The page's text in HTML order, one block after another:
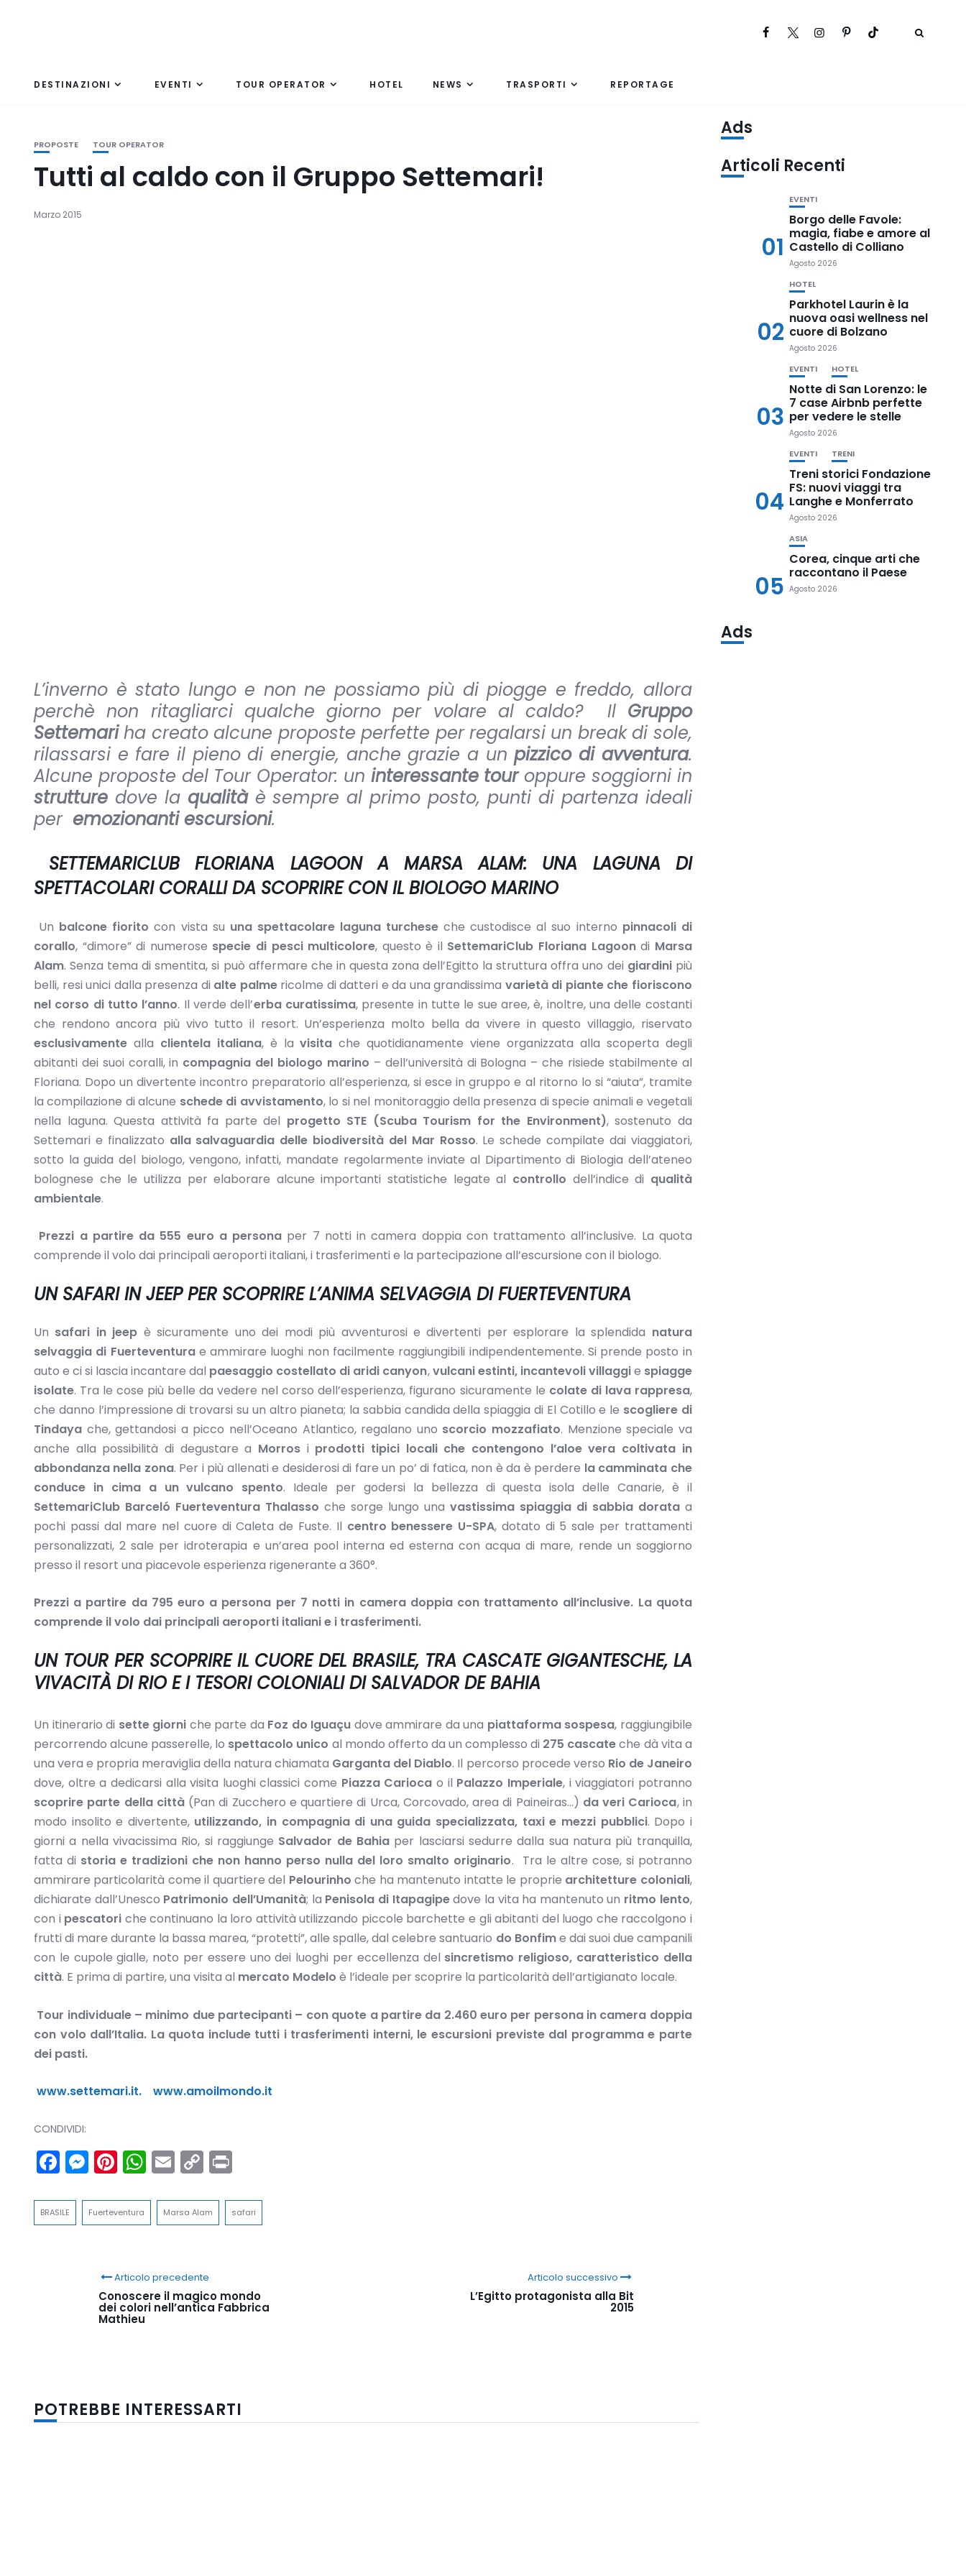
DESTINAZIONI EVENTI TOUR OPERATOR HOTEL NEWS TRASPORTI REPORTAGE
PROPOSTE TOUR OPERATOR
Tutti al caldo con il Gruppo Settemari!
Marzo 2015
L’inverno è stato lungo e non ne possiamo più di piogge e freddo, allora
perchè non ritagliarci qualche giorno per volare al caldo? Il Gruppo
Settemariha creato alcune proposte perfette per regalarsi un break di sole,
rilassarsi e fare il pieno di energie, anche grazie a unpizzico di avventura.
Alcune proposte del Tour Operator: un interessante touroppure soggiorni in
strutture dove laqualitàè sempre al primo posto, punti di partenza ideali
per emozionanti escursioni.
SETTEMARICLUB FLORIANA LAGOON A MARSA ALAM: UNA LAGUNA DI
SPETTACOLARI CORALLI DA SCOPRIRE CON IL BIOLOGO MARINO
Un balcone fiorito con vista su una spettacolare laguna turchese che custodisce al suo interno pinnacoli di
corallo, “dimore” di numerose specie di pesci multicolore, questo è il SettemariClub Floriana Lagoondi Marsa
Alam. Senza tema di smentita, si può affermare che in questa zona dell’Egitto la struttura offra uno dei giardinipiù
belli, resi unici dalla presenza di alte palmericolme di datteri e da una grandissima varietà di piante che fioriscono
nel corso di tutto l’anno. Il verde dell’erba curatissima, presente in tutte le sue aree, è, inoltre, una delle costanti
che rendono ancora più vivo tutto il resort. Un’esperienza molto bella da vivere in questo villaggio, riservato
esclusivamente alla clientela italiana, è lavisita che quotidianamente viene organizzata alla scoperta degli
abitanti dei suoi coralli, in compagnia del biologo marino – dell’università di Bologna – che risiede stabilmente al
Floriana. Dopo un divertente incontro preparatorio all’esperienza, si esce in gruppo e al ritorno lo si “aiuta”, tramite
la compilazione di alcune schede di avvistamento, lo si nel monitoraggio della presenza di specie animali e vegetali
nella laguna. Questa attività fa parte del progetto STE (Scuba Tourism for the Environment), sostenuto da
Settemari e finalizzato alla salvaguardia delle biodiversità del Mar Rosso. Le schede compilate dai viaggiatori,
sotto la guida del biologo, vengono, infatti, mandate regolarmente inviate al Dipartimento di Biologia dell’ateneo
bolognese che le utilizza per elaborare alcune importanti statistiche legate al controllo dell’indice di qualità
ambientale.
Prezzi a partire da 555 euro a persona per 7 notti in camera doppia con trattamento all’inclusive. La quota
comprende il volo dai principali aeroporti italiani, i trasferimenti e la partecipazione all’escursione con il biologo.
UN SAFARI IN JEEP PER SCOPRIRE L’ANIMA SELVAGGIA DI FUERTEVENTURA
Un safari in jeep è sicuramente uno dei modi più avventurosi e divertenti per esplorare la splendida natura
selvaggia di Fuerteventurae ammirare luoghi non facilmente raggiungibili indipendentemente. Si prende posto in
auto e ci si lascia incantare dal paesaggio costellato di aridi canyon,vulcani estinti, incantevoli villaggie spiagge
isolate. Tra le cose più belle da vedere nel corso dell’esperienza, figurano sicuramente le colate di lava rappresa,
che danno l’impressione di trovarsi su un altro pianeta; la sabbia candida della spiaggia di El Cotillo e le scogliere di
Tindaya che, gettandosi a picco nell’Oceano Atlantico, regalano uno scorcio mozzafiato. Menzione speciale va
anche alla possibilità di degustare a Morros i prodotti tipici locali che contengono l’aloe vera coltivata in
abbondanza nella zona. Per i più allenati e desiderosi di fare un po’ di fatica, non è da è perdere la camminata che
conduce in cima a un vulcano spento. Ideale per godersi la bellezza di questa isola delle Canarie, è il
SettemariClub Barceló Fuerteventura Thalasso che sorge lungo una vastissima spiaggia di sabbia dorataa
pochi passi dal mare nel cuore di Caleta de Fuste. Il centro benessere U-SPA, dotato di 5 sale per trattamenti
personalizzati, 2 sale per idroterapia e un’area pool interna ed esterna con acqua di mare, rende un soggiorno
presso il resort una piacevole esperienza rigenerante a 360°.
Prezzi a partire da 795 euro a persona per 7 notti in camera doppia con trattamento all’inclusive. La quota
comprende il volo dai principali aeroporti italiani e i trasferimenti.
UN TOUR PER SCOPRIRE IL CUORE DEL BRASILE, TRA CASCATE GIGANTESCHE, LA
VIVACITÀ DI RIO E I TESORI COLONIALI DI SALVADOR DE BAHIA
Un itinerario di sette giorni che parte da Foz do Iguaçu dove ammirare da una piattaforma sospesa, raggiungibile
percorrendo alcune passerelle, lo spettacolo unico al mondo offerto da un complesso di 275 cascateche dà vita a
una vera e propria meraviglia della natura chiamata Garganta del Diablo. Il percorso procede verso Rio de Janeiro
dove, oltre a dedicarsi alla visita luoghi classici come Piazza Carioca o il Palazzo Imperiale, i viaggiatori potranno
scoprire parte della città (Pan di Zucchero e quartiere di Urca, Corcovado, area di Paineiras…) da veri Carioca, in
modo insolito e divertente, utilizzando, in compagnia di una guida specializzata, taxi e mezzi pubblici. Dopo i
giorni a nella vivacissima Rio, si raggiunge Salvador de Bahia per lasciarsi sedurre dalla sua natura più tranquilla,
fatta di storia e tradizioni che non hanno perso nulla del loro smalto originario. Tra le altre cose, si potranno
ammirare particolarità come il quartiere del Pelourinho che ha mantenuto intatte le proprie architetture coloniali,
dichiarate dall’Unesco Patrimonio dell’Umanità; la Penisola di Itapagipedove la vita ha mantenuto un ritmo lento,
con i pescatori che continuano la loro attività utilizzando piccole barchette e gli abitanti del luogo che raccolgono i
frutti di mare durante la bassa marea, “protetti”, alle spalle, dal celebre santuario do Bonfime dai suoi due campanili
con le cupole gialle, noto per essere uno dei luoghi per eccellenza del sincretismo religioso, caratteristico della
città. E prima di partire, una visita al mercato Modelo è l’ideale per scoprire la particolarità dell’artigianato locale.
Tour individuale – minimo due partecipanti – con quote a partire da 2.460 euro per persona in camera doppia
con volo dall’Italia. La quota include tutti i trasferimenti interni, le escursioni previste dal programma e parte
dei pasti.
www.settemari.it. www.amoilmondo.it
CONDIVIDI:
Facebook
Messenger
Pinterest
WhatsApp
Email
Copy
Link
BRASILE Fuerteventura Marsa Alam safari
Articolo precedente
Conoscere il magico mondo
dei colori nell’antica Fabbrica
Mathieu
Articolo successivo
L’Egitto protagonista alla Bit
2015
POTREBBE INTERESSARTI
Ads
Articoli Recenti
01
EVENTI
Borgo delle Favole:
magia, fiabe e amore al
Castello di Colliano
Agosto 2026
02
HOTEL
Parkhotel Laurin è la
nuova oasi wellness nel
cuore di Bolzano
Agosto 2026
03
EVENTI HOTEL
Notte di San Lorenzo: le
7 case Airbnb perfette
per vedere le stelle
Agosto 2026
04
EVENTI TRENI
Treni storici Fondazione
FS: nuovi viaggi tra
Langhe e Monferrato
Agosto 2026
05
ASIA
Corea, cinque arti che
raccontano il Paese
Agosto 2026
Ads